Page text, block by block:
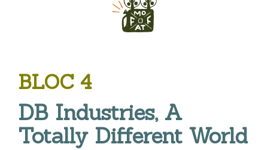
BLOC 4
DB Industries, A
Totally Different World